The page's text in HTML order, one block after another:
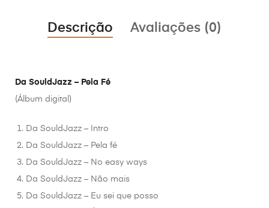
Descrição Avaliações (0)
Da SouldJazz – Pela Fé
(Álbum digital)
Da SouldJazz – Intro
Da SouldJazz – Pela fé
Da SouldJazz – No easy ways
Da SouldJazz – Não mais
Da SouldJazz – Eu sei que posso